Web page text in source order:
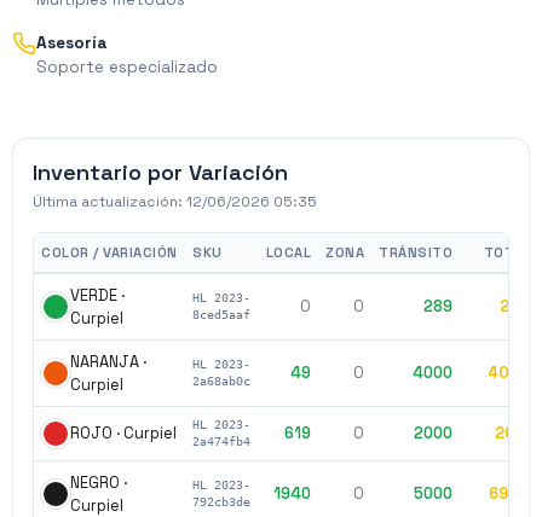
Asesoría
Soporte especializado
Inventario por Variación
Última actualización: 12/06/2026 05:35
COLOR / VARIACIÓN SKU LOCAL ZONA TRÁNSITO TOTAL
VERDE ·
Curpiel
HL 2023-
8ced5aaf
0 0 289 289
NARANJA ·
Curpiel
HL 2023-
2a68ab0c
49 0 4000 4049
ROJO · Curpiel
HL 2023-
2a474fb4
619 0 2000 2619
NEGRO ·
Curpiel
HL 2023-
792cb3de
1940 0 5000 6940